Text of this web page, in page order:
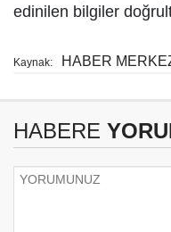
edinilen bilgiler
Kaynak: HABER
HABERE